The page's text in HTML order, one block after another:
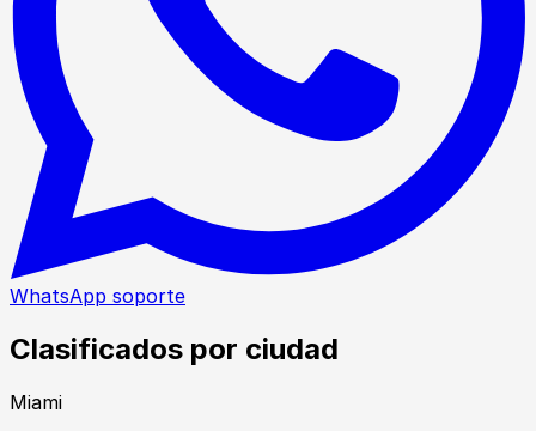
WhatsApp soporte
Clasificados por ciudad
Miami